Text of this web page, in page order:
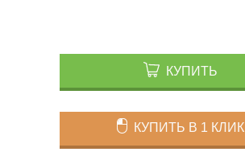
КУПИТЬ
КУПИТЬ В 1 КЛИК